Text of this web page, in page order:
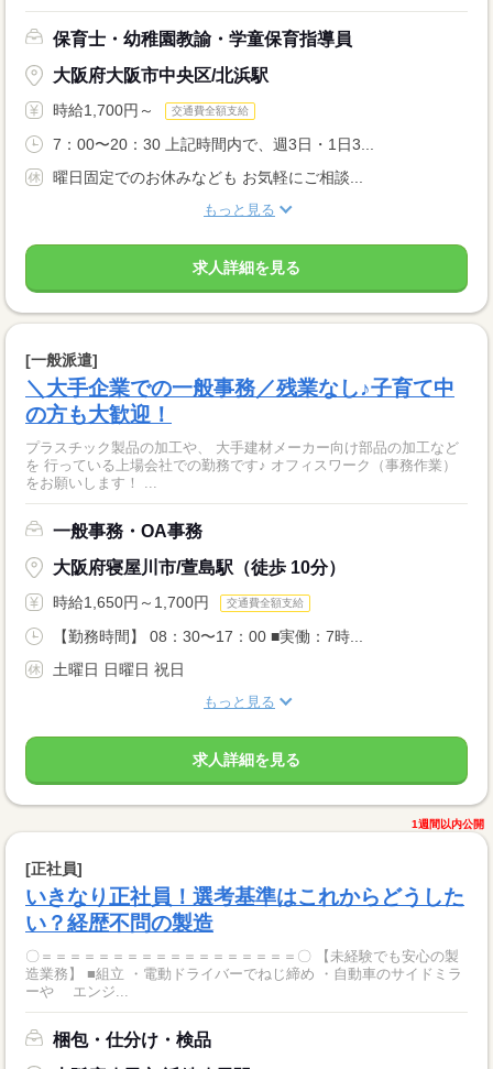
保育士・幼稚園教諭・学童保育指導員
大阪府大阪市中央区/北浜駅
時給1,700円～ 交通費全額支給
7：00〜20：30 上記時間内で、週3日・1日3...
曜日固定でのお休みなども お気軽にご相談...
もっと見る
求人詳細を見る
[一般派遣]
＼大手企業での一般事務／残業なし♪子育て中
の方も大歓迎！
プラスチック製品の加工や、 大手建材メーカー向け部品の加工など
を 行っている上場会社での勤務です♪ オフィスワーク（事務作業）
をお願いします！ ...
一般事務・OA事務
大阪府寝屋川市/萱島駅（徒歩 10分）
時給1,650円～1,700円 交通費全額支給
【勤務時間】 08：30〜17：00 ■実働：7時...
土曜日 日曜日 祝日
もっと見る
求人詳細を見る
1週間以内公開
[正社員]
いきなり正社員！選考基準はこれからどうした
い？経歴不問の製造
〇＝＝＝＝＝＝＝＝＝＝＝＝＝＝＝＝＝＝〇 【未経験でも安心の製
造業務】 ■組立 ・電動ドライバーでねじ締め ・自動車のサイドミラ
ーや エンジ...
梱包・仕分け・検品